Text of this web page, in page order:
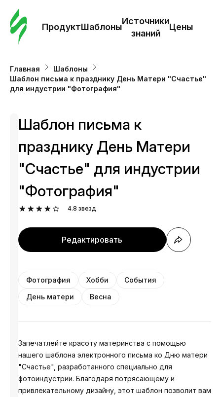
ПродуктШаблоны
Источники
знаний
Цены
Главная
Шаблоны
Шаблон письма к празднику День Матери "Счастье"
для индустрии "Фотография"
Шаблон письма к
празднику День Матери
"Счастье" для индустрии
"Фотография"
4.8 звезд
Редактировать
Фотография Хобби
События
День матери
Весна
Запечатлейте красоту материнства с помощью
нашего шаблона электронного письма ко Дню матери
"Счастье", разработанного специально для
фотоиндустрии. Благодаря потрясающему и
привлекательному дизайну, этот шаблон позволит вам